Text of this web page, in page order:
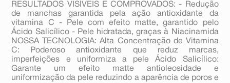
RESULTADOS VISÍVEIS E COMPROVADOS: - Redução
de manchas garantida pela ação antioxidante da
vitamina C - Pele com efeito matte, garantido pelo
Ácido Salicílico - Pele hidratada, graças à Niacinamida
NOSSA TECNOLOGIA: Alta Concentração de Vitamina
C: Poderoso antioxidante que reduz marcas,
imperfeições e uniformiza a pele Ácido Salicílico:
Garante um efeito matte antioleosidade e
uniformização da pele reduzindo a aparência de poros e